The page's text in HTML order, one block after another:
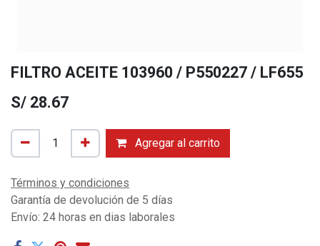
FILTRO ACEITE 103960 / P550227 / LF655
S/ 28.67
Agregar al carrito
Términos y condiciones
Garantía de devolución de 5 días
Envío: 24 horas en dias laborales